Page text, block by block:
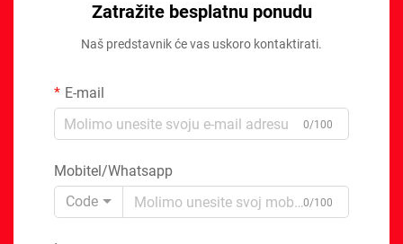
Zatražite besplatnu ponudu
Naš predstavnik će vas uskoro kontaktirati.
E-mail
0/100
Mobitel/Whatsapp
Code
0/100